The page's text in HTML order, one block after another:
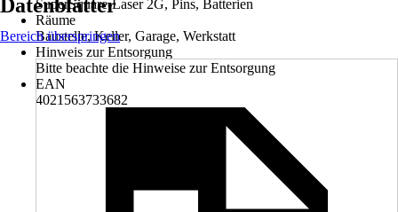
SuperSquare-Laser 2G, Pins, Batterien
Räume
Baustelle, Keller, Garage, Werkstatt
Hinweis zur Entsorgung
Bitte beachte die Hinweise zur Entsorgung
EAN
4021563733682
Datenblätter
Bereich überspringen